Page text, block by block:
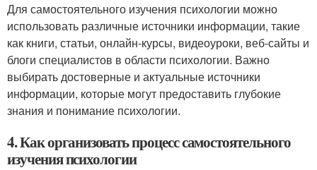
Для самостоятельного изучения психологии можно
использовать различные источники информации, такие
как книги, статьи, онлайн-курсы, видеоуроки, веб-сайты и
блоги специалистов в области психологии. Важно
выбирать достоверные и актуальные источники
информации, которые могут предоставить глубокие
знания и понимание психологии.
4. Как организовать процесс самостоятельного
изучения психологии